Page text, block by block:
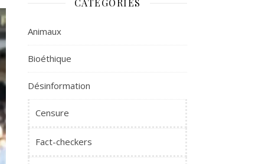
CATÉGORIES
Animaux
Bioéthique
Désinformation
Censure
Fact-checkers